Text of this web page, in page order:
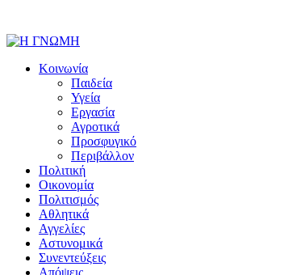
Κοινωνία
Παιδεία
Υγεία
Εργασία
Αγροτικά
Προσφυγικό
Περιβάλλον
Πολιτική
Οικονομία
Πολιτισμός
Αθλητικά
Αγγελίες
Αστυνομικά
Συνεντεύξεις
Απόψεις